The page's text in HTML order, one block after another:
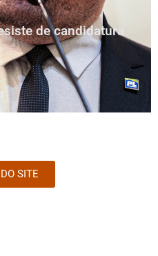
de candidatura
SITE